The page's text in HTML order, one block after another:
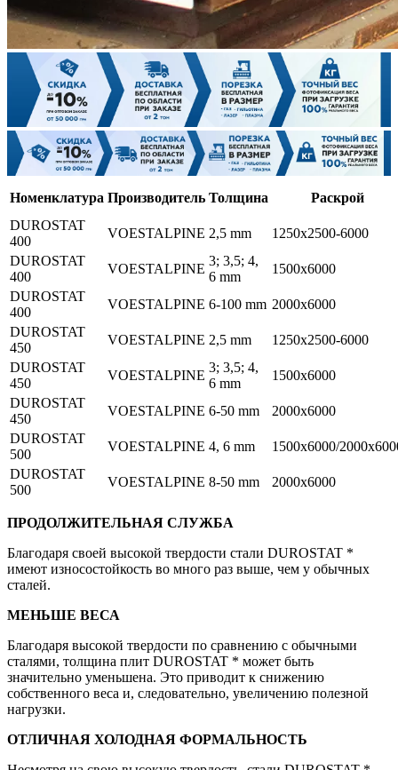
Номенклатура Производитель Толщина
Раскрой
DUROSTAT
400
VOESTALPINE 2,5 mm
1250x2500-6000
DUROSTAT
400
VOESTALPINE
3; 3,5; 4,
6 mm
1500x6000
DUROSTAT
400
VOESTALPINE 6-100 mm 2000x6000
DUROSTAT
450
VOESTALPINE 2,5 mm
1250x2500-6000
DUROSTAT
450
VOESTALPINE
3; 3,5; 4,
6 mm
1500x6000
DUROSTAT
450
VOESTALPINE 6-50 mm
2000x6000
DUROSTAT
500
VOESTALPINE 4, 6 mm
1500x6000/
DUROSTAT
500
VOESTALPINE 8-50 mm 2000x6000
ПРОДОЛЖИТЕЛЬНАЯ СЛУЖБА
Благодаря своей высокой твердости стали DUROSTAT *
имеют износостойкость во много раз выше, чем у обычных
сталей.
МЕНЬШЕ ВЕСА
Благодаря высокой твердости по сравнению с обычными
сталями, толщина плит DUROSTAT * может быть
значительно уменьшена. Это приводит к снижению
собственного веса и, следовательно, увеличению полезной
нагрузки.
ОТЛИЧНАЯ ХОЛОДНАЯ ФОРМАЛЬНОСТЬ